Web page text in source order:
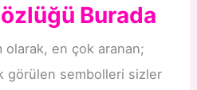
Burada
olarak, en çok aranan;
görülen sembolleri sizler